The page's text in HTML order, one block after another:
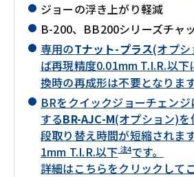
ジョーの浮き上がり軽減
B-200、BB200シリーズチャ
専用のTナット-プラス(オプ
ば再現精度0.01mm T.I.R.以下
換時の再成形は不要となります
BRをクイックジョーチェン
するBR-AJC-M(オプション)
段取り替え時間が短縮されま
1mm T.I.R.以下 注4です。
詳細はこちらをクリックして